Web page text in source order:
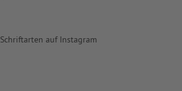
Schriftarten auf Instagram